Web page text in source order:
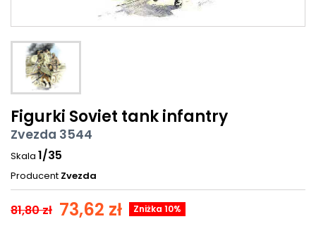
Figurki Soviet tank infantry
Zvezda 3544
Skala 1/35
Producent Zvezda
81,80 zł 73,62 zł Zniżka 10%